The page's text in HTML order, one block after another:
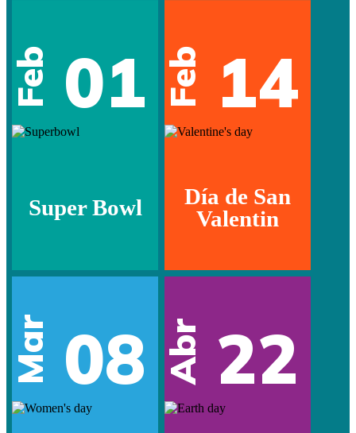
Feb 01
Super Bowl
Feb 14
Día de San
Valentin
Mar 08 Abr 22